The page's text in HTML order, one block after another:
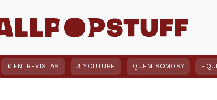
ENTREVISTAS YOUTUBE QUEM SOMOS?